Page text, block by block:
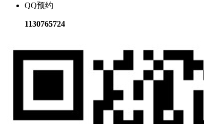
QQ预约
1130765724